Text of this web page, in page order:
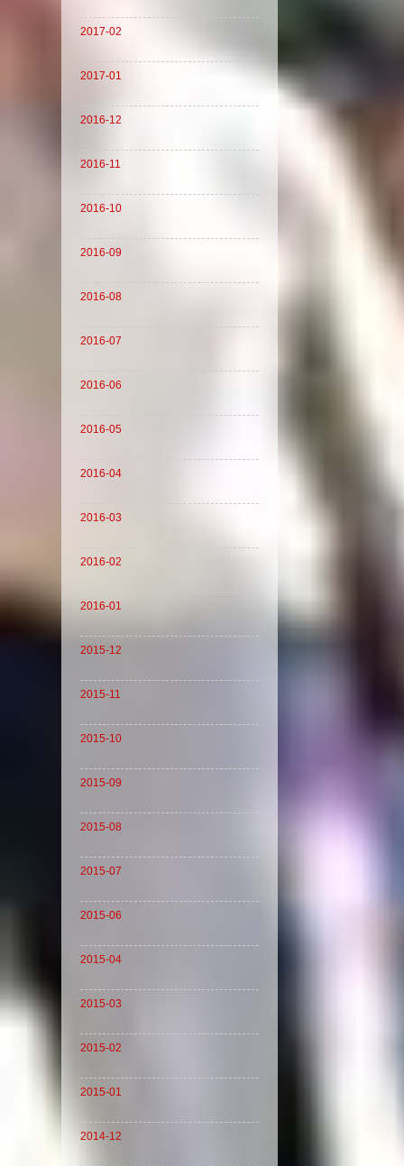
2017-02
2017-01
2016-12
2016-11
2016-10
2016-09
2016-08
2016-07
2016-06
2016-05
2016-04
2016-03
2016-02
2016-01
2015-12
2015-11
2015-10
2015-09
2015-08
2015-07
2015-06
2015-04
2015-03
2015-02
2015-01
2014-12